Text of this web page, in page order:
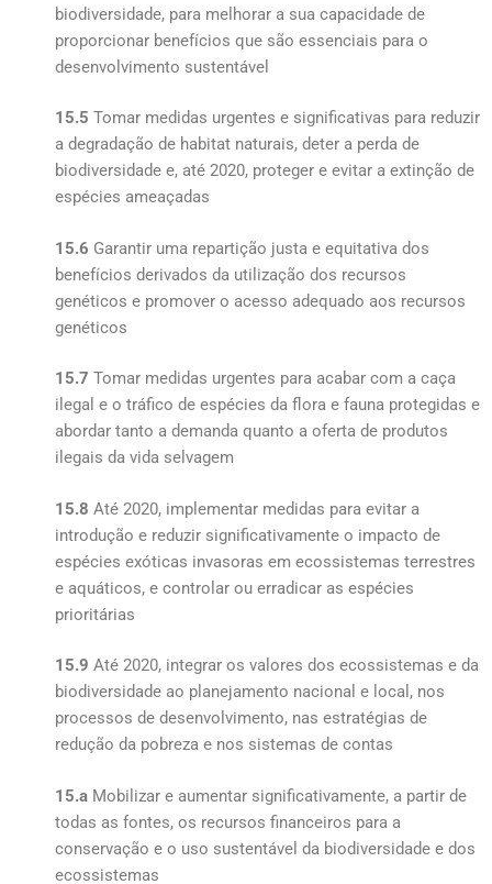
biodiversidade, para melhorar a sua capacidade de
proporcionar benefícios que são essenciais para o
desenvolvimento sustentável
15.5 Tomar medidas urgentes e significativas para reduzir
a degradação de habitat naturais, deter a perda de
biodiversidade e, até 2020, proteger e evitar a extinção de
espécies ameaçadas
15.6 Garantir uma repartição justa e equitativa dos
benefícios derivados da utilização dos recursos
genéticos e promover o acesso adequado aos recursos
genéticos
15.7 Tomar medidas urgentes para acabar com a caça
ilegal e o tráfico de espécies da flora e fauna protegidas e
abordar tanto a demanda quanto a oferta de produtos
ilegais da vida selvagem
15.8 Até 2020, implementar medidas para evitar a
introdução e reduzir significativamente o impacto de
espécies exóticas invasoras em ecossistemas terrestres
e aquáticos, e controlar ou erradicar as espécies
prioritárias
15.9 Até 2020, integrar os valores dos ecossistemas e da
biodiversidade ao planejamento nacional e local, nos
processos de desenvolvimento, nas estratégias de
redução da pobreza e nos sistemas de contas
15.a Mobilizar e aumentar significativamente, a partir de
todas as fontes, os recursos financeiros para a
conservação e o uso sustentável da biodiversidade e dos
ecossistemas